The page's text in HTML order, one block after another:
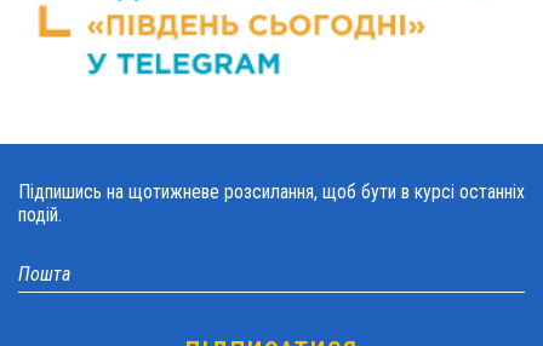
Підпишись на щотижневе розсилання, щоб бути в курсі останніх
подій.